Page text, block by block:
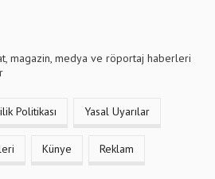
magazin, medya ve röportaj haberleri
Politikası Yasal Uyarılar
Künye Reklam